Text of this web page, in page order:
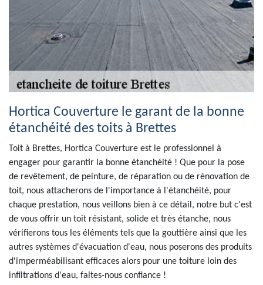
Hortica Couverture le garant de la bonne
étanchéité des toits à Brettes
Toit à Brettes, Hortica Couverture est le professionnel à
engager pour garantir la bonne étanchéité ! Que pour la pose
de revêtement, de peinture, de réparation ou de rénovation de
toit, nous attacherons de l'importance à l'étanchéité, pour
chaque prestation, nous veillons bien à ce détail, notre but c'est
de vous offrir un toit résistant, solide et très étanche, nous
vérifierons tous les éléments tels que la gouttière ainsi que les
autres systèmes d'évacuation d'eau, nous poserons des produits
d'imperméabilisant efficaces alors pour une toiture loin des
infiltrations d'eau, faites-nous confiance !